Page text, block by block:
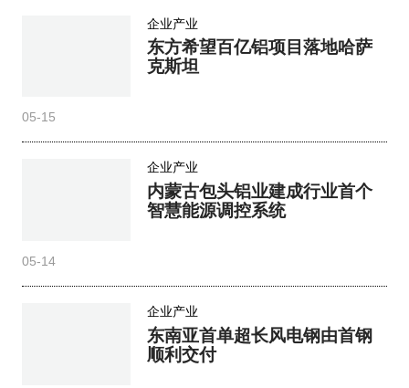
企业产业
东方希望百亿铝项目落地哈萨
克斯坦
05-15
企业产业
内蒙古包头铝业建成行业首个
智慧能源调控系统
05-14
企业产业
东南亚首单超长风电钢由首钢
顺利交付